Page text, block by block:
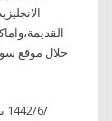
خلال موقع